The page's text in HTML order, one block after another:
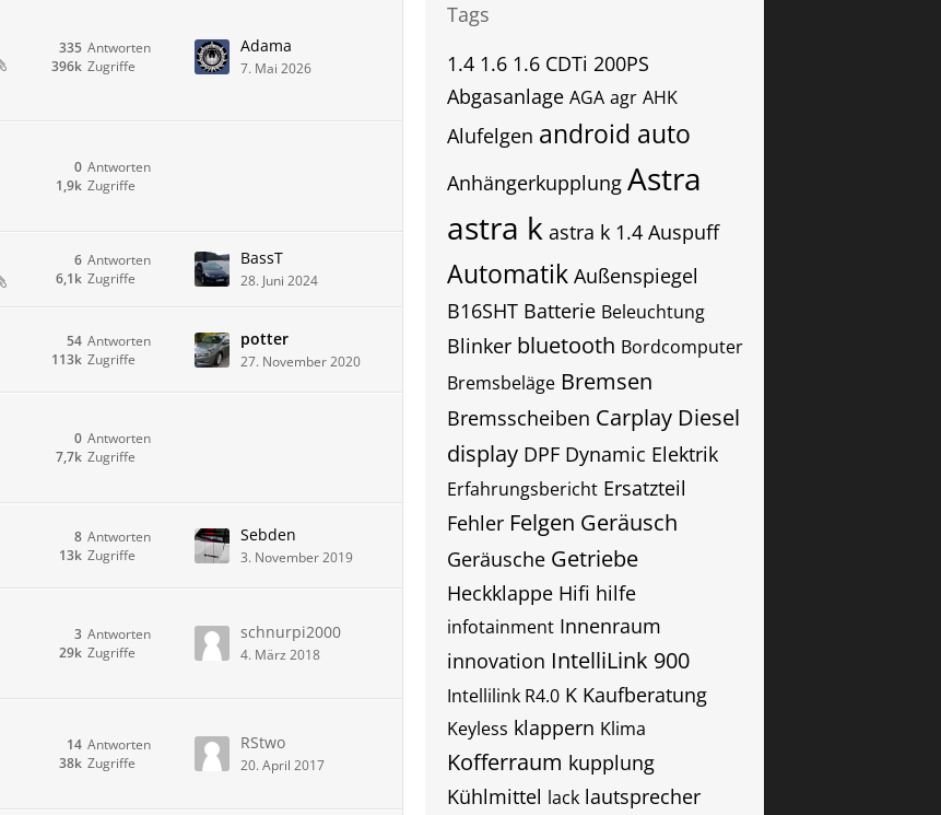
Antworten
335
Zugriffe
396k
Adama
7. Mai 2026
Antworten
0
Zugriffe
1,9k
Antworten
6
Zugriffe
6,1k
BassT
28. Juni 2024
Antworten
54
Zugriffe
113k
potter
27. November 2020
Antworten
0
Zugriffe
7,7k
Antworten
8
Zugriffe
13k
Sebden
3. November 2019
Antworten
3
Zugriffe
29k
schnurpi2000
4. März 2018
Antworten
14
Zugriffe
38k
RStwo
20. April 2017
Tags
1.4 1.6 1.6 CDTi 200PS
Abgasanlage AGA agr AHK
Alufelgen android auto
Anhängerkupplung Astra
astra k astra k 1.4 Auspuff
Automatik Außenspiegel
B16SHT Batterie Beleuchtung
Blinker bluetooth Bordcomputer
Bremsbeläge Bremsen
Bremsscheiben Carplay Diesel
display DPF Dynamic Elektrik
Erfahrungsbericht Ersatzteil
Fehler Felgen Geräusch
Geräusche Getriebe
Heckklappe Hifi hilfe
infotainment Innenraum
innovation IntelliLink 900
Intellilink R4.0 K Kaufberatung
Keyless klappern Klima
Kofferraum kupplung
Kühlmittel lack lautsprecher